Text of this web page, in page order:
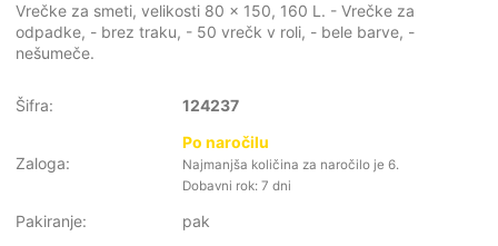
Vrečke za smeti, velikosti 80 x 150, 160 L. - Vrečke za
odpadke, - brez traku, - 50 vrečk v roli, - bele barve, -
nešumeče.
Šifra: 124237
Zaloga:
Po naročilu
Najmanjša količina za naročilo je 6.
Dobavni rok: 7 dni
Pakiranje:
pak